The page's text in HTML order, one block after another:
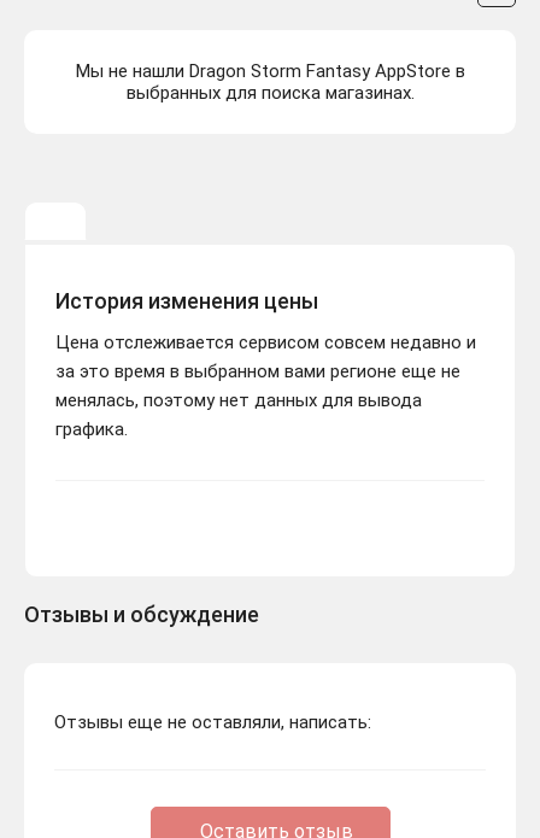
Мы не нашли Dragon Storm Fantasy AppStore в
выбранных для поиска магазинах.
История изменения цены
Цена отслеживается сервисом совсем недавно и
за это время в выбранном вами регионе еще не
менялась, поэтому нет данных для вывода
графика.
Отзывы и обсуждение
Отзывы еще не оставляли, написать:
Оставить отзыв